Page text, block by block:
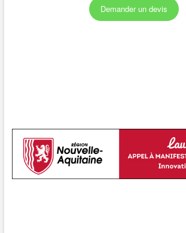
Demander un devis